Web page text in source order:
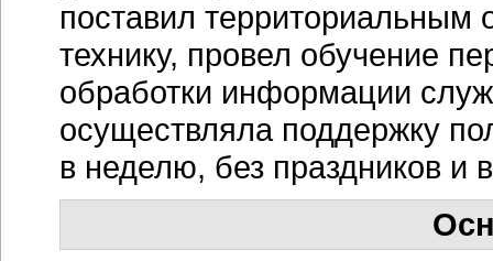
поставил территориальным
технику, провел обучение
обработки информации
осуществляла поддержку
в неделю, без праздников и